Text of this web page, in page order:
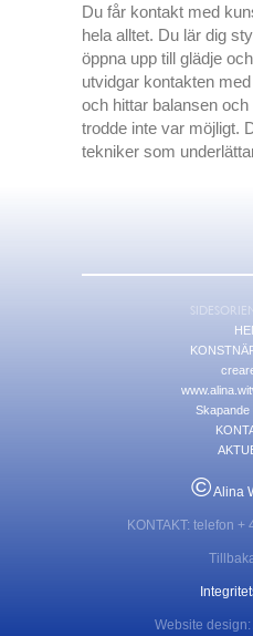
Du får kontakt med
hela alltet. Du lär dig
öppna upp till glädje
utvidgar kontakten
och hittar balansen
trodde inte var möjligt.
tekniker som
Skapande
©Alina
KONTAKT: telefon
Website design: